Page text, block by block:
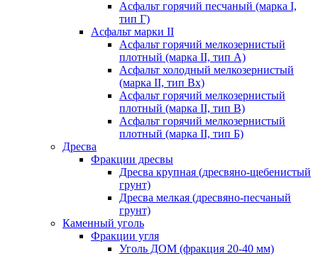
Асфальт горячий песчаный (марка I,
тип Г)
Асфальт марки II
Асфальт горячий мелкозернистый
плотный (марка II, тип А)
Асфальт холодный мелкозернистый
(марка II, тип Вх)
Асфальт горячий мелкозернистый
плотный (марка II, тип В)
Асфальт горячий мелкозернистый
плотный (марка II, тип Б)
Дресва
Фракции дресвы
Дресва крупная (дресвяно-щебенистый
грунт)
Дресва мелкая (дресвяно-песчаный
грунт)
Каменный уголь
Фракции угля
Уголь ДОМ (фракция 20-40 мм)